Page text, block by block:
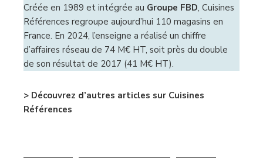
Créée en 1989 et intégrée au Groupe FBD, Cuisines
Références regroupe aujourd’hui 110 magasins en
France. En 2024, l’enseigne a réalisé un chiffre
d’affaires réseau de 74 M€ HT, soit près du double
de son résultat de 2017 (41 M€ HT).
> Découvrez d’autres articles sur Cuisines
Références